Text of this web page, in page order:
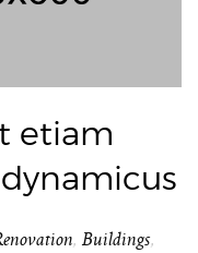
etiam
, Buildings,